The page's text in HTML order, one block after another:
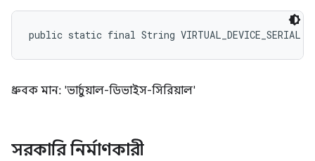
public static final String VIRTUAL_DEVICE_SERIAL
ধ্রুবক মান: 'ভার্চুয়াল-ডিভাইস-সিরিয়াল'
সরকারি নির্মাণকারী